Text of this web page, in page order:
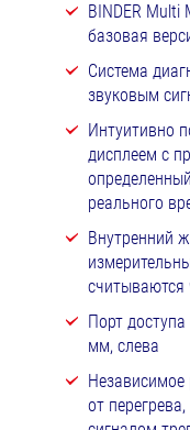
BINDER Multi
базовая
Система
звуковым
Интуитивно
дисплеем с
реального
Внутренний
считываются
Порт
мм, слева
Независимое
от